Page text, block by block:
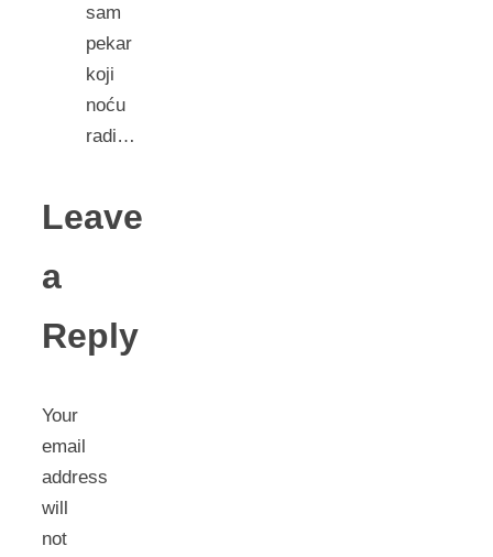
sam
pekar
koji
noću
radi…
Leave
a
Reply
Your
email
address
will
not